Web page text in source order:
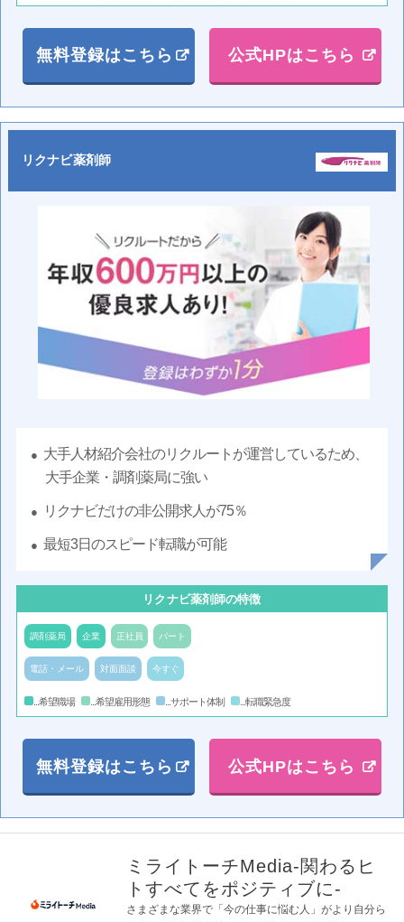
無料登録はこちら 公式HPはこちら
リクナビ薬剤師
大手人材紹介会社のリクルートが運営しているため、
大手企業・調剤薬局に強い
リクナビだけの非公開求人が75％
最短3日のスピード転職が可能
リクナビ薬剤師の特徴
調剤薬局 企業 正社員 パート
電話・メール 対面面談 今すぐ
...希望職場 ...希望雇用形態 ...サポート体制 ...転職緊急度
無料登録はこちら 公式HPはこちら
ミライトーチMedia-関わるヒ
トすべてをポジティブに-
さまざまな業界で「今の仕事に悩む人」がより自分ら